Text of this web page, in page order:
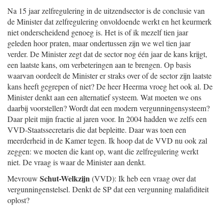
Na 15 jaar zelfregulering in de uitzendsector is de conclusie van
de Minister dat zelfregulering onvoldoende werkt en het keurmerk
niet onderscheidend genoeg is. Het is of ik mezelf tien jaar
geleden hoor praten, maar ondertussen zijn we wel tien jaar
verder. De Minister zegt dat de sector nog één jaar de kans krijgt,
een laatste kans, om verbeteringen aan te brengen. Op basis
waarvan oordeelt de Minister er straks over of de sector zijn laatste
kans heeft gegrepen of niet? De heer Heerma vroeg het ook al. De
Minister denkt aan een alternatief systeem. Wat moeten we ons
daarbij voorstellen? Wordt dat een modern vergunningensysteem?
Daar pleit mijn fractie al jaren voor. In 2004 hadden we zelfs een
VVD-Staatssecretaris die dat bepleitte. Daar was toen een
meerderheid in de Kamer tegen. Ik hoop dat de VVD nu ook zal
zeggen: we moeten die kant op, want die zelfregulering werkt
niet. De vraag is waar de Minister aan denkt.
Mevrouw Schut-Welkzijn(VVD): Ik heb een vraag over dat
vergunningenstelsel. Denkt de SP dat een vergunning malafiditeit
oplost?